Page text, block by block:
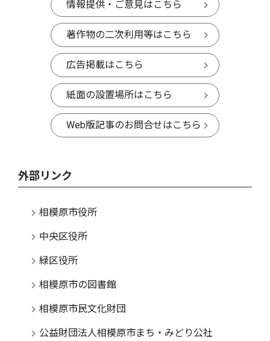
情報提供・ご意見はこちら
著作物の二次利用等はこちら
広告掲載はこちら
紙面の設置場所はこちら
Web版記事のお問合せはこちら
外部リンク
相模原市役所
中央区役所
緑区役所
相模原市の図書館
相模原市民文化財団
公益財団法人相模原市まち・みどり公社